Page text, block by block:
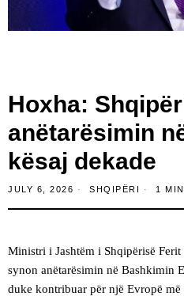
Hoxha:
anëtarësimin
kësaj dekade
JULY 6, 2026 SHQIPËRI 1
Ministri i Jashtëm i Shqipërisë
synon anëtarësimin në Bashkimin
duke kontribuar për një Evropë